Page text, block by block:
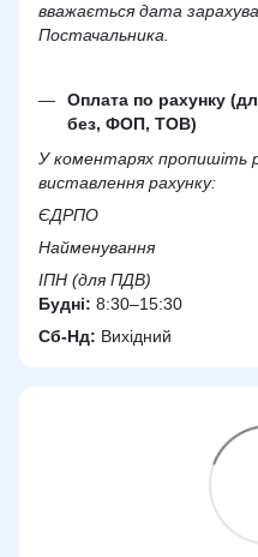
вважається дата
Постачальника.
Оплата по рахунку
без, ФОП, ТОВ)
У коментарях пропишіть
виставлення рахунку:
ЄДРПО
Найменування
ІПН (для ПДВ)
Будні: 8:30–15:30
Сб-Нд: Вихідний